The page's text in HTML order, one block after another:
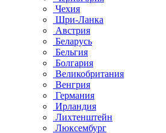
Чехия
Шри-Ланка
Австрия
Беларусь
Бельгия
Болгария
Великобритания
Венгрия
Германия
Ирландия
Лихтенштейн
Люксембург